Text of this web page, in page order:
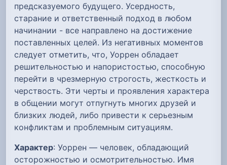
предсказуемого будущего. Усердность,
старание и ответственный подход в любом
начинании - все направлено на достижение
поставленных целей. Из негативных моментов
следует отметить, что, Уоррен обладает
решительностью и напористостью, способную
перейти в чрезмерную строгость, жесткость и
черствость. Эти черты и проявления характера
в общении могут отпугнуть многих друзей и
близких людей, либо привести к серьезным
конфликтам и проблемным ситуациям.
Характер: Уоррен — человек, обладающий
осторожностью и осмотрительностью. Имя